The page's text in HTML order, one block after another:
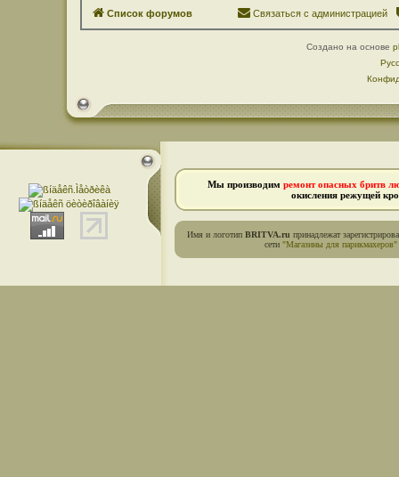
Список форумов Связаться с администрацией
Создано на основе
Мы производим ремонт опасных бритв
окисления режущей
Имя и логотип BRITVA.ru принадлежат
сети "Магазины для парикмахеров"